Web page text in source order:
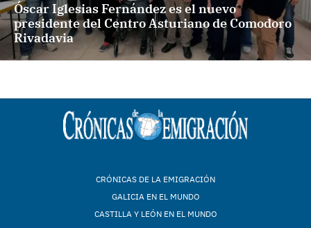
Óscar Iglesias Fernández es el nuevo
presidente del Centro Asturiano de Comodoro
Rivadavia
CRÓNICAS DE LA EMIGRACIÓN
GALICIA EN EL MUNDO
CASTILLA Y LEÓN EN EL MUNDO